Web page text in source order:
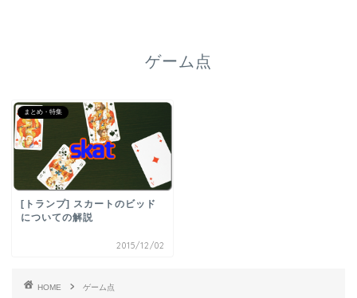
ゲーム点
まとめ・特集
[トランプ] スカートのビッド
についての解説
2015/12/02
HOME ゲーム点